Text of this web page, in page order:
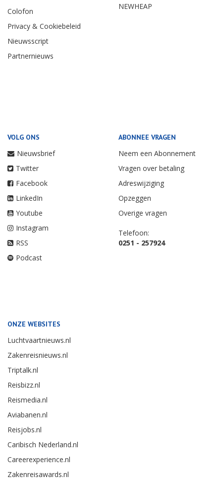
Colofon
Privacy & Cookiebeleid
Nieuwsscript
Partnernieuws
NEWHEAP
VOLG ONS
Nieuwsbrief
Twitter
Facebook
LinkedIn
Youtube
Instagram
RSS
Podcast
ABONNEE VRAGEN
Neem een Abonnement
Vragen over betaling
Adreswijziging
Opzeggen
Overige vragen
Telefoon:
0251 - 257924
ONZE WEBSITES
Luchtvaartnieuws.nl
Zakenreisnieuws.nl
Triptalk.nl
Reisbizz.nl
Reismedia.nl
Aviabanen.nl
Reisjobs.nl
Caribisch Nederland.nl
Careerexperience.nl
Zakenreisawards.nl